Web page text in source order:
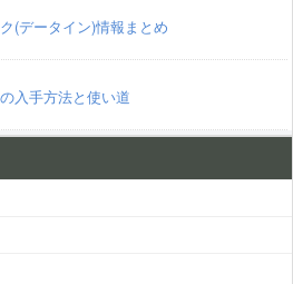
(データイン)情報まとめ
入手方法と使い道